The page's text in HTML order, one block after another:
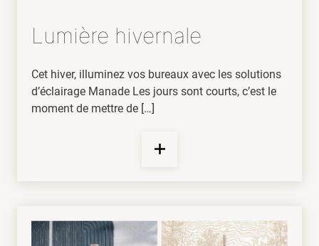
Lumière hivernale
Cet hiver, illuminez vos bureaux avec les solutions
d’éclairage Manade Les jours sont courts, c’est le
moment de mettre de […]